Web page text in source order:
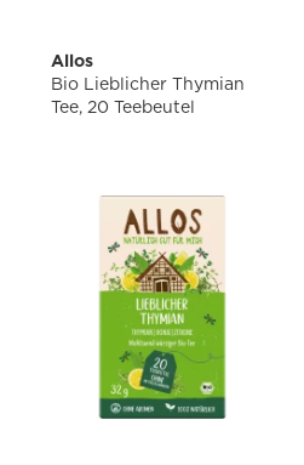
Allos
Bio Lieblicher Thymian
Tee, 20 Teebeutel